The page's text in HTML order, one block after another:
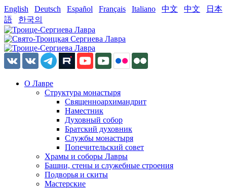
English Deutsch Español Français Italiano 中文 中文
日本
語
한국의
О Лавре
Структура монастыря
Священноархимандрит
Наместник
Духовный собор
Братский духовник
Службы монастыря
Попечительский совет
Храмы и соборы Лавры
Башни, стены и служебные строения
Подворья и скиты
Мастерские